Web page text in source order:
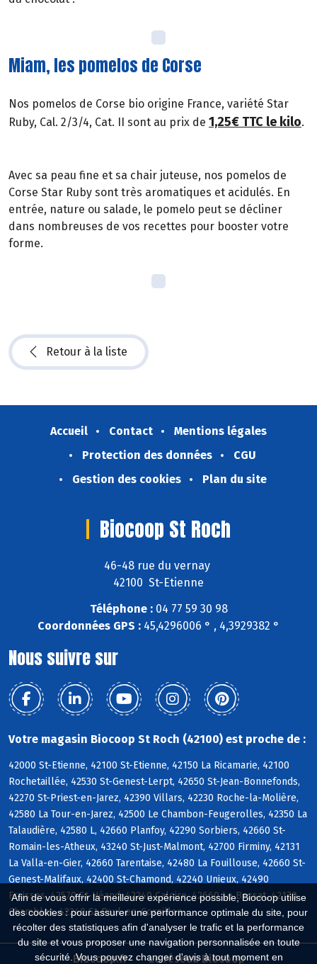
Afin de vous offrir la meilleure expérience possible, Biocoop utilise
des cookies : pour assurer une performance optimale du site, pour
récolter des statistiques afin d'analyser le trafic et la performance
du site et vous proposer une navigation personnalisée en toute
sécurité. Vous pouvez changer d'avis à tout moment en
Miam, les pomelos de Corse
Nos pomelos de Corse bio origine France, variété Star
Ruby, Cal. 2/3/4, Cat. II sont au prix de 1,25€ TTC le kilo.
Avec sa peau fine et sa chair juteuse, nos pomelos de
Corse Star Ruby sont très aromatiques et acidulés. En
entrée, nature ou salade, le pomelo peut se décliner
dans nombreuses de vos recettes pour booster votre
forme.
Retour à la liste
Accueil Contact
Mentions légales
Protection des données
CGU
Gestion des cookies
Plan du site
Biocoop St Roch
46-48 rue du vernay
42100 St-Etienne
Téléphone :04 77 59 30 98
Coordonnées GPS : 45,4296006 ° , 4,3929382 °
Nous suivre sur
Votre magasin Biocoop St Roch (42100) est proche de :
42000 St-Etienne, 42100 St-Etienne, 42150 La Ricamarie, 42100
Rochetaillée, 42530 St-Genest-Lerpt, 42650 St-Jean-Bonnefonds,
42270 St-Priest-en-Jarez, 42390 Villars, 42230 Roche-la-Molière,
42580 La Tour-en-Jarez, 42500 Le Chambon-Feugerolles, 42350 La
Talaudière, 42580 L, 42660 Planfoy, 42290 Sorbiers, 42660 St-
Romain-les-Atheux, 43240 St-Just-Malmont, 42700 Firminy, 42131
La Valla-en-Gier, 42660 Tarentaise, 42480 La Fouillouse, 42660 St-
Genest-Malifaux, 42400 St-Chamond, 42240 Unieux, 42490
Fraisses, 42570 St-Héand, 42240 Caloire, 42660 Le Bessat, 42170
Chambles, 42240 St-Paul-en-Cornillon
Biocoop.fr Le réseau Biocoop